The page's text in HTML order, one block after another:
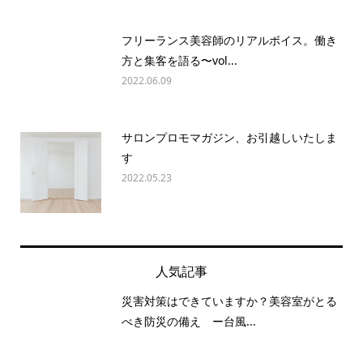
フリーランス美容師のリアルボイス。働き
方と集客を語る〜vol...
2022.06.09
サロンプロモマガジン、お引越しいたしま
す
2022.05.23
人気記事
災害対策はできていますか？美容室がとる
べき防災の備え ー台風...